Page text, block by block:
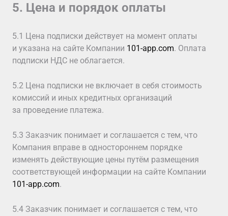
5. Цена и порядок оплаты
5.1 Цена подписки действует на момент оплаты
и указана на сайте Компании 101-app.com. Оплата
подписки НДС не облагается.
5.2 Цена подписки не включает в себя стоимость
комиссий и иных кредитных организаций
за проведение платежа.
5.3 Заказчик понимает и соглашается с тем, что
Компания вправе в одностороннем порядке
изменять действующие цены путём размещения
соответствующей информации на сайте Компании
101-app.com.
5.4 Заказчик понимает и соглашается с тем, что